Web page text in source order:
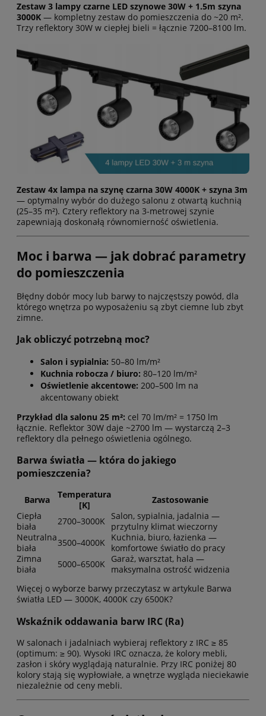
Zestaw 3 lampy czarne LED szynowe 30W + 1.5m szyna
3000K — kompletny zestaw do pomieszczenia do ~20 m².
Trzy reflektory 30W w ciepłej bieli = łącznie 7200–8100 lm.
Zestaw 4x lampa na szynę czarna 30W 4000K + szyna 3m
— optymalny wybór do dużego salonu z otwartą kuchnią
(25–35 m²). Cztery reflektory na 3-metrowej szynie
zapewniają doskonałą równomierność oświetlenia.
Moc i barwa — jak dobrać parametry
do pomieszczenia
Błędny dobór mocy lub barwy to najczęstszy powód, dla
którego wnętrza po wyposażeniu są zbyt ciemne lub zbyt
zimne.
Jak obliczyć potrzebną moc?
Salon i sypialnia: 50–80 lm/m²
Kuchnia robocza / biuro: 80–120 lm/m²
Oświetlenie akcentowe: 200–500 lm na
akcentowany obiekt
Przykład dla salonu 25 m²: cel 70 lm/m² = 1750 lm
łącznie. Reflektor 30W daje ~2700 lm — wystarczą 2–3
reflektory dla pełnego oświetlenia ogólnego.
Barwa światła — która do jakiego
pomieszczenia?
Barwa
Temperatura
[K]
Zastosowanie
Ciepła
biała
2700–3000K Salon, sypialnia, jadalnia —
przytulny klimat wieczorny
Neutralna
biała
3500–4000K Kuchnia, biuro, łazienka —
komfortowe światło do pracy
Zimna
biała
5000–6500K Garaż, warsztat, hala —
maksymalna ostrość widzenia
Więcej o wyborze barwy przeczytasz w artykule Barwa
światła LED — 3000K, 4000K czy 6500K?
Wskaźnik oddawania barw IRC (Ra)
W salonach i jadalniach wybieraj reflektory z IRC ≥ 85
(optimum: ≥ 90). Wysoki IRC oznacza, że kolory mebli,
zasłon i skóry wyglądają naturalnie. Przy IRC poniżej 80
kolory stają się wypłowiałe, a wnętrze wygląda nieciekawie
niezależnie od ceny mebli.